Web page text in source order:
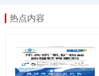
热点内容